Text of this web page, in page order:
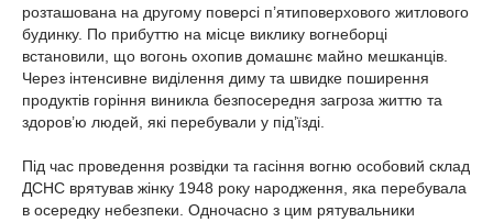
розташована на другому поверсі п’ятиповерхового житлового
будинку. По прибуттю на місце виклику вогнеборці
встановили, що вогонь охопив домашнє майно мешканців.
Через інтенсивне виділення диму та швидке поширення
продуктів горіння виникла безпосередня загроза життю та
здоров’ю людей, які перебували у під’їзді.
Під час проведення розвідки та гасіння вогню особовий склад
ДСНС врятував жінку 1948 року народження, яка перебувала
в осередку небезпеки. Одночасно з цим рятувальники